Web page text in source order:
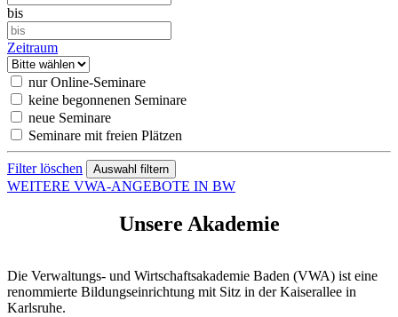
bis
Zeitraum
nur Online-Seminare
keine begonnenen Seminare
neue Seminare
Seminare mit freien Plätzen
Filter löschen
WEITERE VWA-ANGEBOTE IN BW
Unsere Akademie
Die Verwaltungs- und Wirtschaftsakademie Baden (VWA) ist eine
renommierte Bildungseinrichtung mit Sitz in der Kaiserallee in
Karlsruhe.